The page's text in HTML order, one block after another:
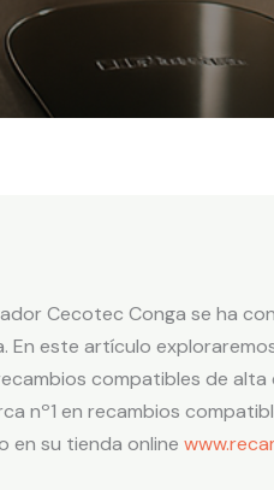
Cecotec Conga se ha
En este artículo
compatibles de
nº1 en recambios
en su tienda online